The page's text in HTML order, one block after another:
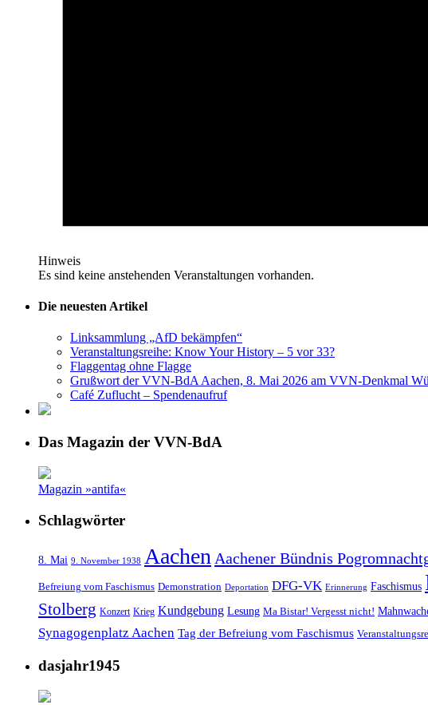
Hinweis
Es sind keine anstehenden Veranstaltungen vorhanden.
Die neuesten Artikel
Linksammlung „AfD bekämpfen“
Veranstaltungsreihe: Know Your History – 5 vor 33?
Flaggentag ohne Flagge
Grußwort der VVN-BdA Aachen, 8. Mai 2026 am VVN-Denkmal
Café Zuflucht – Spendenaufruf
Das Magazin der VVN-BdA
Magazin »antifa«
Schlagwörter
8. Mai 9. November 1938 Aachen Aachener Bündnis
Befreiung vom Faschismus Demonstration Deportation DFG-VK Erinnerung Faschismus
Stolberg Konzert Krieg Kundgebung Lesung Ma Bistar! Vergesst nicht!
Synagogenplatz Aachen Tag der Befreiung vom Faschismus
dasjahr1945